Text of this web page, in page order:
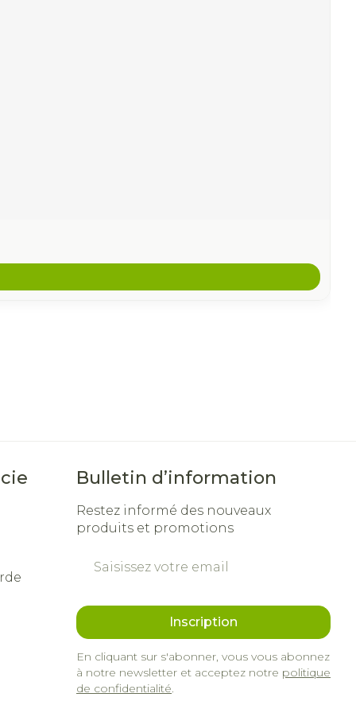
Bulletin d’information
Restez informé des nouveaux
produits et promotions
Inscription
En cliquant sur s'abonner, vous vous abonnez
à notre newsletter et acceptez notre politique
de confidentialité.